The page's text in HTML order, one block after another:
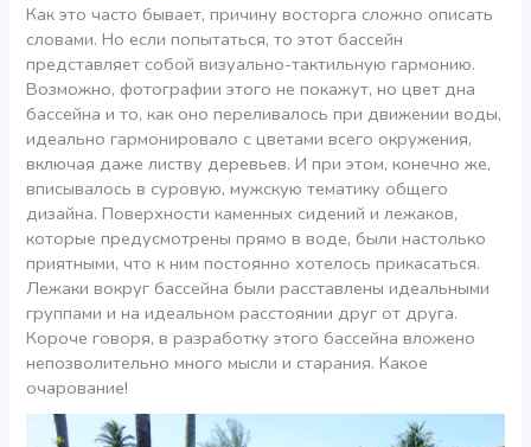
Как это часто бывает, причину восторга сложно описать
словами. Но если попытаться, то этот бассейн
представляет собой визуально-тактильную гармонию.
Возможно, фотографии этого не покажут, но цвет дна
бассейна и то, как оно переливалось при движении воды,
идеально гармонировало с цветами всего окружения,
включая даже листву деревьев. И при этом, конечно же,
вписывалось в суровую, мужскую тематику общего
дизайна. Поверхности каменных сидений и лежаков,
которые предусмотрены прямо в воде, были настолько
приятными, что к ним постоянно хотелось прикасаться.
Лежаки вокруг бассейна были расставлены идеальными
группами и на идеальном расстоянии друг от друга.
Короче говоря, в разработку этого бассейна вложено
непозволительно много мысли и старания. Какое
очарование!